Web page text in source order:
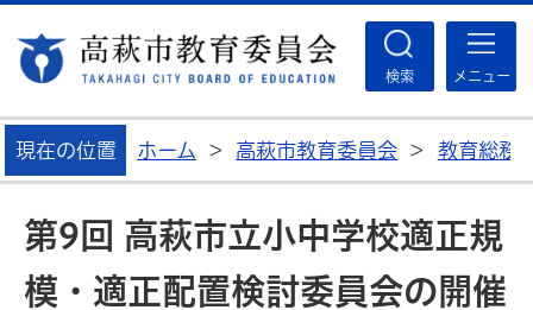
検索 メニュー
現在の位置 ホーム > 高萩市教育委員会 > 教育総務
第9回 高萩市立小中学校適正規
模・適正配置検討委員会の開催